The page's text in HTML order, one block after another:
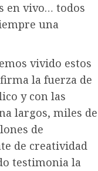
en vivo… todos
una
vivido estos
la fuerza de
y con las
largos, miles de
de
de creatividad
testimonia la